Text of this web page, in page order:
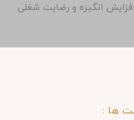
انگیزه و رضایت شغلی
ها :